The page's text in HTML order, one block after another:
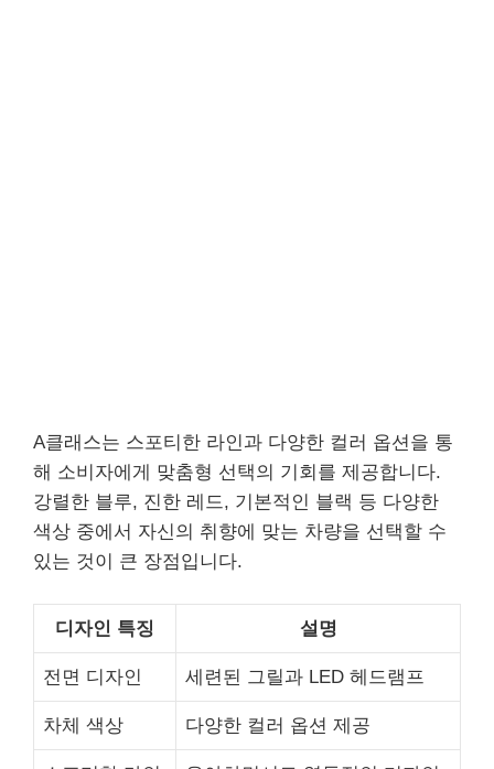
A클래스는 스포티한 라인과 다양한 컬러 옵션을 통
해 소비자에게 맞춤형 선택의 기회를 제공합니다.
강렬한 블루, 진한 레드, 기본적인 블랙 등 다양한
색상 중에서 자신의 취향에 맞는 차량을 선택할 수
있는 것이 큰 장점입니다.
디자인 특징 설명
전면 디자인 세련된 그릴과 LED 헤드램프
차체 색상 다양한 컬러 옵션 제공